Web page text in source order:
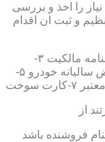
نیاز را اخذ و بررسی
و ثبت ان اقدام
۱-مدارک مالکیت ۲-تائیدیه نقل وانتقال وشناسنامه مالکیت ۳-
مدارک هویتی وشخصی ونظام وظیفه ۴-عوارض سالیانه خودرو ۵-
فروشنده باشد